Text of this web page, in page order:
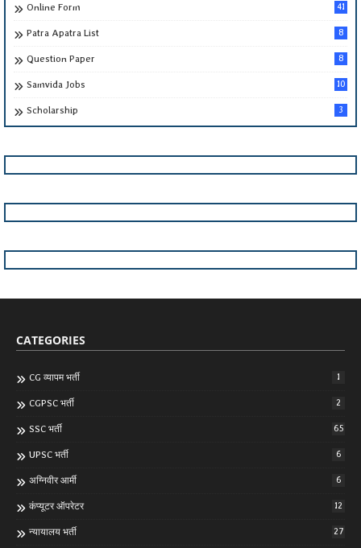
Online Form 41
Patra Apatra List 8
Question Paper 8
Samvida Jobs 10
Scholarship 3
CATEGORIES
CG व्यापम भर्ती 1
CGPSC भर्ती 2
SSC भर्ती 65
UPSC भर्ती 6
अग्निवीर आर्मी 6
कंप्यूटर ऑपरेटर 12
न्यायालय भर्ती 27